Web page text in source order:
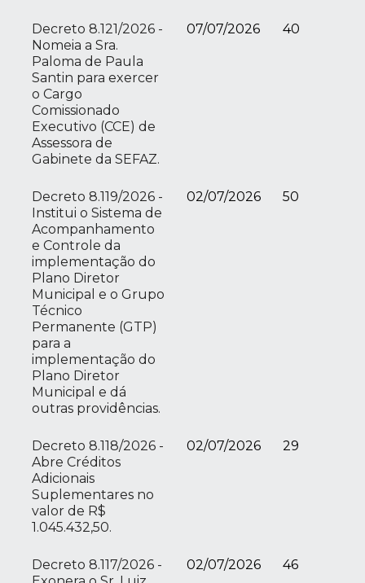
Decreto 8.121/2026 -
Nomeia a Sra.
Paloma de Paula
Santin para exercer
o Cargo
Comissionado
Executivo (CCE) de
Assessora de
Gabinete da SEFAZ.
07/07/2026 40
Decreto 8.119/2026 -
Institui o Sistema de
Acompanhamento
e Controle da
implementação do
Plano Diretor
Municipal e o Grupo
Técnico
Permanente (GTP)
para a
implementação do
Plano Diretor
Municipal e dá
outras providências.
02/07/2026 50
Decreto 8.118/2026 -
Abre Créditos
Adicionais
Suplementares no
valor de R$
1.045.432,50.
02/07/2026 29
Decreto 8.117/2026 -
02/07/2026 46